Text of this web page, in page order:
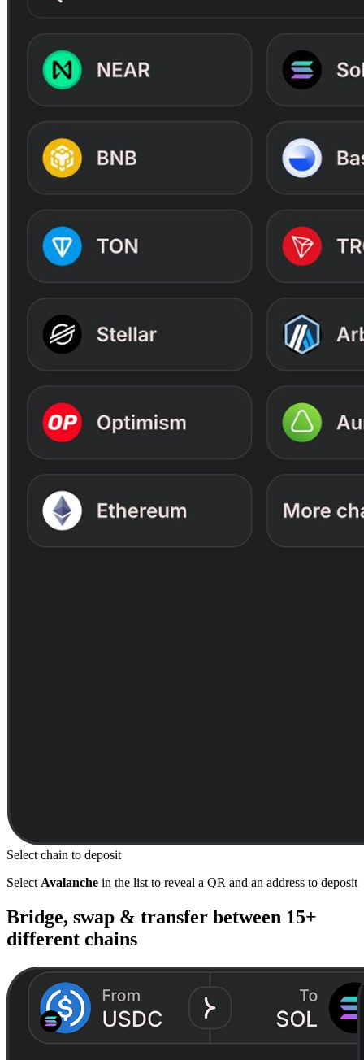
Select chain to deposit
SelectAvalanche in the list to reveal a QR and an address to deposit
Bridge, swap & transfer between 15+
different chains